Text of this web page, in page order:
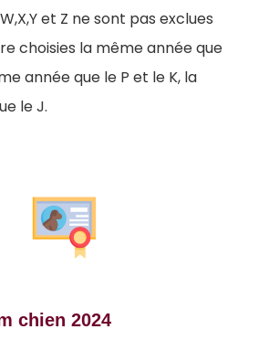
et Z ne sont pas exclues
choisies la même année que
année que le P et le K, la
le J.
chien 2024